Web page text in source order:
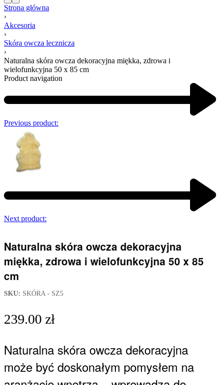
Strona główna
›
Akcesoria
›
Skóra owcza lecznicza
›
Naturalna skóra owcza dekoracyjna miękka, zdrowa i
wielofunkcyjna 50 x 85 cm
Product navigation
Previous product:
Next product:
Naturalna skóra owcza dekoracyjna
miękka, zdrowa i wielofunkcyjna 50 x 85
cm
SKU: SKÓRA - SZ5
239.00 zł
Naturalna skóra owcza dekoracyjna
może być doskonałym pomysłem na